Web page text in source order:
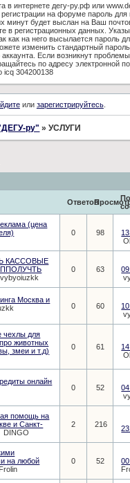
в интернете дегу-ру.рф или
на форуме пароль для
минут будет выслан на Ваш
в регистрационных данных.
как на него высылается пароль
изменить стандартный
аккаунта. Если возникнут
по адресу электронной
icq 304200138
или зарегистрируйтесь.
ру" »УСЛУГИ
Ответов
(цена
0 98
КАССОВЫЕ
vybyoiuzkk
0 63
Москва и
0 60
чехлы для
животных
змеи и т.д)
0 61
онлайн
0 52
помощь на
и Санкт-
DINGO
2 216
на любой
0 52